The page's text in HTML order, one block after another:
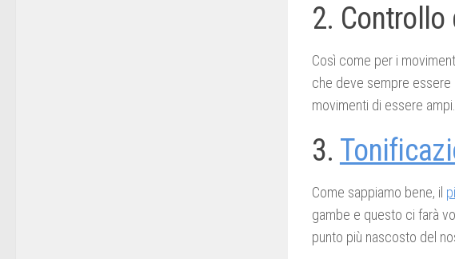
2. Controllo
Così come per i
che deve sempre essere
movimenti di essere ampi.
3.
Come sappiamo bene, il
gambe e questo ci farà
punto più nascosto del